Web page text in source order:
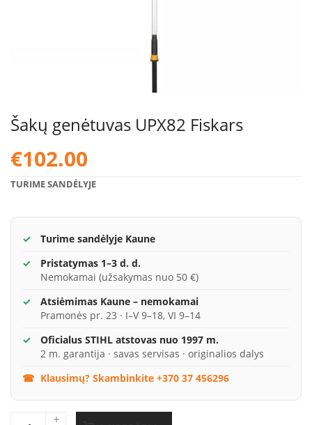
Šakų genėtuvas UPX82 Fiskars
€102.00
TURIME SANDĖLYJE
Turime sandėlyje Kaune
Pristatymas 1–3 d. d.
Nemokamai (užsakymas nuo 50 €)
Atsiėmimas Kaune – nemokamai
Pramonės pr. 23 · I–V 9–18, VI 9–14
Oficialus STIHL atstovas nuo 1997 m.
2 m. garantija · savas servisas · originalios dalys
Klausimų? Skambinkite +370 37 456296